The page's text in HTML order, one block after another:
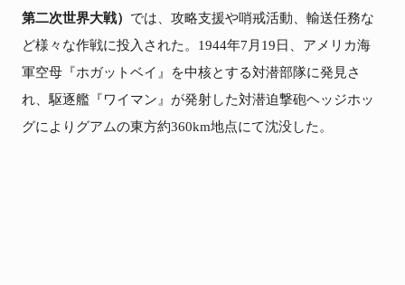
第二次世界大戦） では、攻略支援や哨戒活動、輸送任務な
ど様々な作戦に投入された。1944年7月19日、アメリカ海
軍空母『ホガットベイ』を中核とする対潜部隊に発見さ
れ、駆逐艦『ワイマン』が発射した対潜迫撃砲ヘッジホッ
グによりグアムの東方約360km地点にて沈没した。